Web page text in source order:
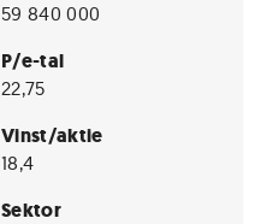
59 840 000
P/e-tal
22,75
Vinst/aktie
18,4
Sektor